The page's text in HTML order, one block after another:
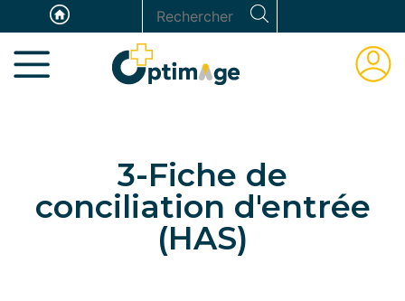
au
contenu
principal
Rechercher
3-Fiche de
conciliation d'entrée
(HAS)
Panneau de gestion des cookies